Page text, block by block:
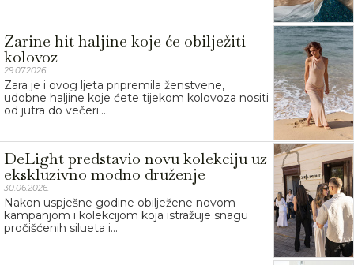
Zarine hit haljine koje će obilježiti
kolovoz
29.07.2026.
Zara je i ovog ljeta pripremila ženstvene,
udobne haljine koje ćete tijekom kolovoza nositi
od jutra do večeri....
DeLight predstavio novu kolekciju uz
ekskluzivno modno druženje
30.06.2026.
Nakon uspješne godine obilježene novom
kampanjom i kolekcijom koja istražuje snagu
pročišćenih silueta i...